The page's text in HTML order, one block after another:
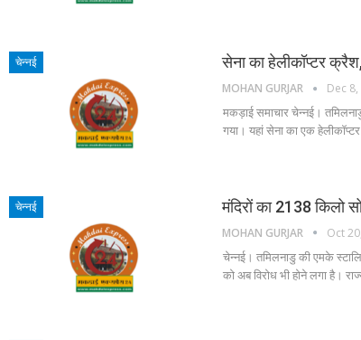
चेन्नई सेना का हेलीकॉप्टर
MOHAN GURJAR Dec 8,
मकड़ाई समाचार चेन्नई।
गया। यहां सेना का एक
चेन्नई मंदिरों का 2138 किलो
MOHAN GURJAR Oct
चेन्नई। तमिलनाडु की एमके
को अब विरोध भी होने लगा है।